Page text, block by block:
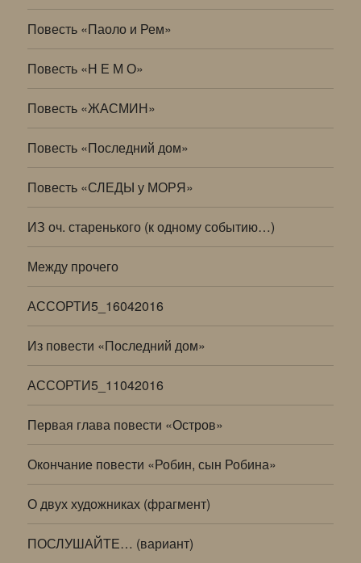
Повесть «Паоло и Рем»
Повесть «Н Е М О»
Повесть «ЖАСМИН»
Повесть «Последний дом»
Повесть «СЛЕДЫ у МОРЯ»
ИЗ оч. старенького (к одному событию…)
Между прочего
АССОРТИ5_16042016
Из повести «Последний дом»
АССОРТИ5_11042016
Первая глава повести «Остров»
Окончание повести «Робин, сын Робина»
О двух художниках (фрагмент)
ПОСЛУШАЙТЕ… (вариант)